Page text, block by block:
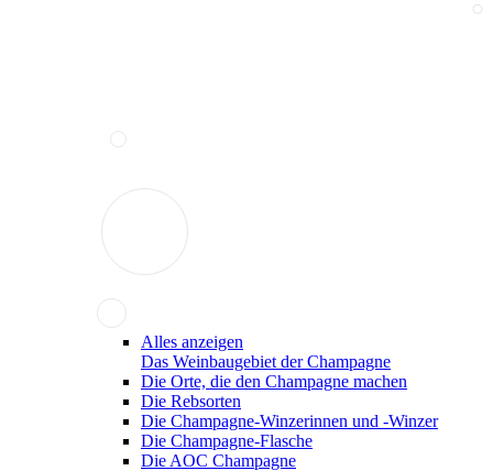
Alles anzeigen
Das Weinbaugebiet der Champagne
Die Orte, die den Champagne machen
Die Rebsorten
Die Champagne-Winzerinnen und -Winzer
Die Champagne-Flasche
Die AOC Champagne